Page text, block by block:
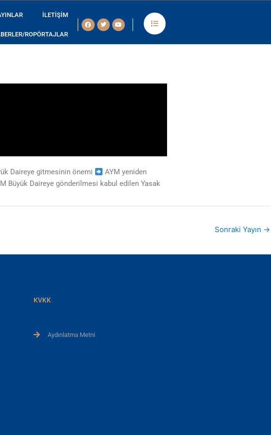
İLETIŞIM
ROPÖRTAJLAR
Daireye gitmesinin önemi
AYM yeniden
Büyük Daireye gönderilmesi kabul edilen Yasak
Sonraki Yayın →
KVKK
Aydınlatma Metni